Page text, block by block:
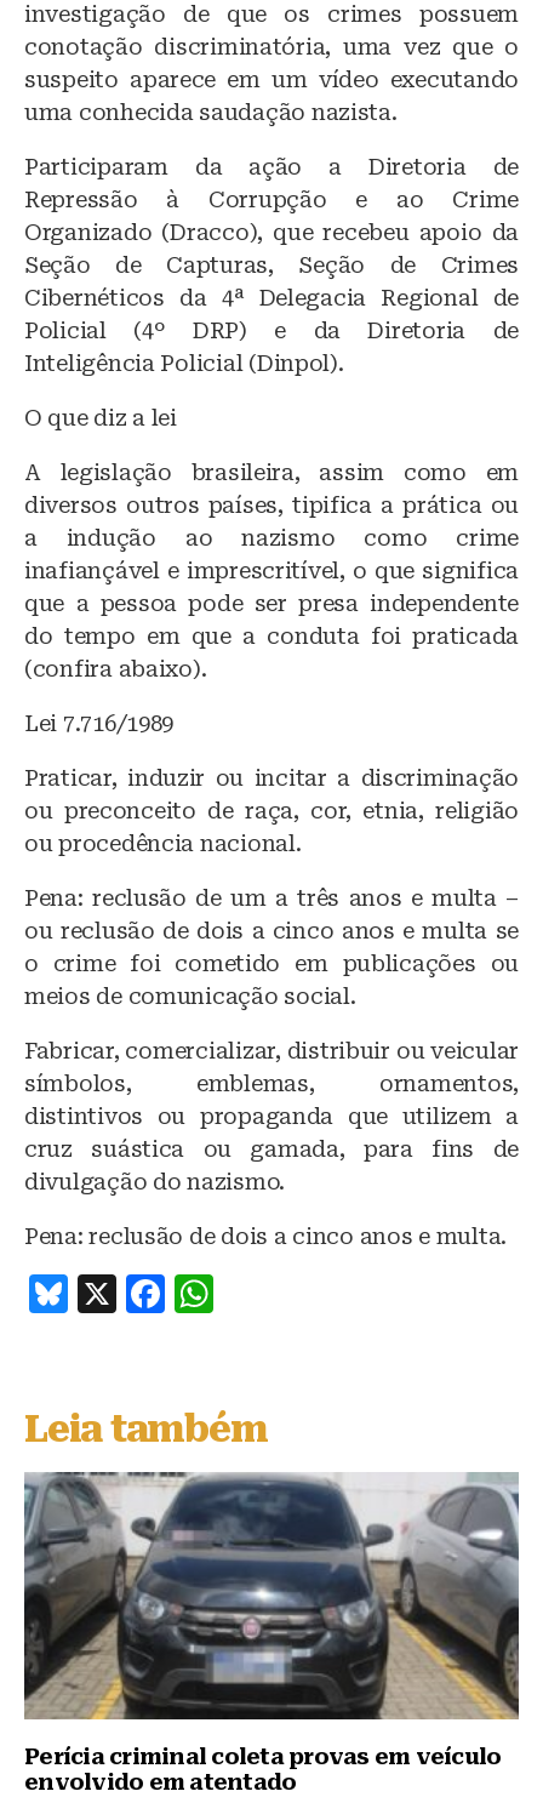
investigação de que os crimes possuem
conotação discriminatória, uma vez que o
suspeito aparece em um vídeo executando
uma conhecida saudação nazista.
Participaram da ação a Diretoria de
Repressão à Corrupção e ao Crime
Organizado (Dracco), que recebeu apoio da
Seção de Capturas, Seção de Crimes
Cibernéticos da 4ª Delegacia Regional de
Policial (4º DRP) e da Diretoria de
Inteligência Policial (Dinpol).
O que diz a lei
A legislação brasileira, assim como em
diversos outros países, tipifica a prática ou
a indução ao nazismo como crime
inafiançável e imprescritível, o que significa
que a pessoa pode ser presa independente
do tempo em que a conduta foi praticada
(confira abaixo).
Lei 7.716/1989
Praticar, induzir ou incitar a discriminação
ou preconceito de raça, cor, etnia, religião
ou procedência nacional.
Pena: reclusão de um a três anos e multa –
ou reclusão de dois a cinco anos e multa se
o crime foi cometido em publicações ou
meios de comunicação social.
Fabricar, comercializar, distribuir ou veicular
símbolos, emblemas, ornamentos,
distintivos ou propaganda que utilizem a
cruz suástica ou gamada, para fins de
divulgação do nazismo.
Pena: reclusão de dois a cinco anos e multa.
B
s
k
y
X
F
e
b
o
o
k
s
A
p
p
Leia também
Perícia criminal coleta provas em veículo
envolvido em atentado